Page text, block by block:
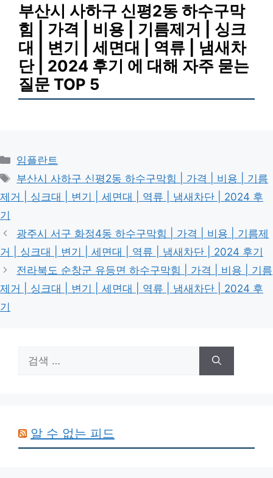
부산시 사하구 신평2동 하수구막
힘 | 가격 | 비용 | 기름제거 | 싱크
대 | 변기 | 세면대 | 역류 | 냄새차
단 | 2024 후기 에 대해 자주 묻는
질문 TOP 5
카
테
고
리
임플란트
태
그
부산시 사하구 신평2동 하수구막힘 | 가격 | 비용 | 기름
제거 | 싱크대 | 변기 | 세면대 | 역류 | 냄새차단 | 2024 후
기
광주시 서구 화정4동 하수구막힘 | 가격 | 비용 | 기름제
거 | 싱크대 | 변기 | 세면대 | 역류 | 냄새차단 | 2024 후기
전라북도 순창군 유등면 하수구막힘 | 가격 | 비용 | 기름
제거 | 싱크대 | 변기 | 세면대 | 역류 | 냄새차단 | 2024 후
기
색:
알 수 없는 피드